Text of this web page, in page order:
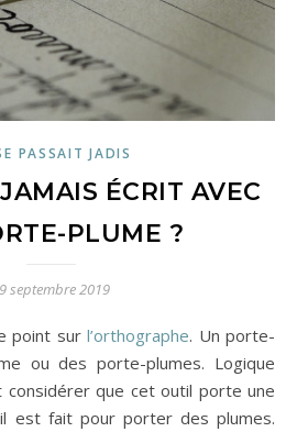
PASSAIT JADIS
ÉCRIT AVEC
PLUME ?
septembre 2019
point sur l’orthographe. Un porte-
ou des porte-plumes. Logique
considérer que cet outil porte une
est fait pour porter des plumes.